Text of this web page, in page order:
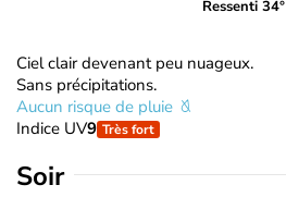
Ressenti 34°
Ciel clair devenant peu nuageux.
Sans précipitations.
Aucun risque de pluie
Indice UV9 Très fort
Soir